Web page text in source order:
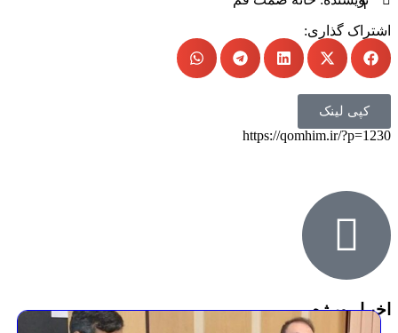
۱
اشتراک گذاری:
کپی لینک
https://qomhim.ir/?p=1230
اخبـار ویـژه